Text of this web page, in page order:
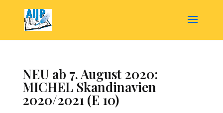
NEU ab 7. August 2020:
MICHEL Skandinavien
2020/2021 (E 10)